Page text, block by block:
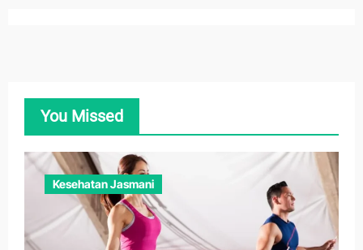
You Missed
Kesehatan Jasmani